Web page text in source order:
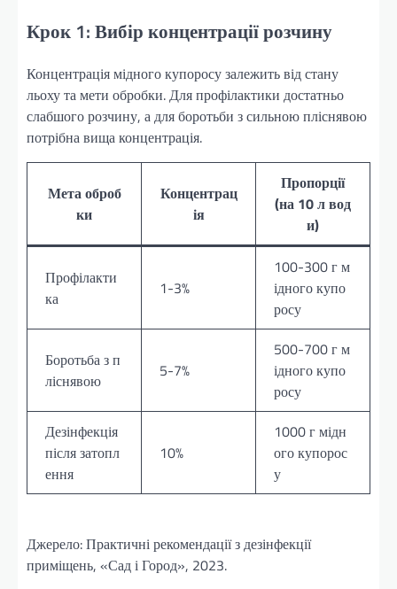
Крок 1: Вибір концентрації розчину
Концентрація мідного купоросу залежить від стану
льоху та мети обробки. Для профілактики достатньо
слабшого розчину, а для боротьби з сильною пліснявою
потрібна вища концентрація.
Мета оброб
ки
Концентрац
ія
Пропорції
(на 10 л вод
и)
Профілакти
ка
1-3%
100-300 г м
ідного купо
росу
Боротьба з п
ліснявою
5-7%
500-700 г м
ідного купо
росу
Дезінфекція
після затопл
ення
10%
1000 г мідн
ого купорос
у
Джерело: Практичні рекомендації з дезінфекції
приміщень, «Сад і Город», 2023.